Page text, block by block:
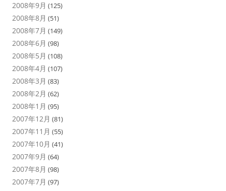
2008年9月 (125)
2008年8月 (51)
2008年7月 (149)
2008年6月 (98)
2008年5月 (108)
2008年4月 (107)
2008年3月 (83)
2008年2月 (62)
2008年1月 (95)
2007年12月 (81)
2007年11月 (55)
2007年10月 (41)
2007年9月 (64)
2007年8月 (98)
2007年7月 (97)